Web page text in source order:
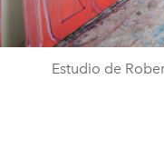
Estudio de